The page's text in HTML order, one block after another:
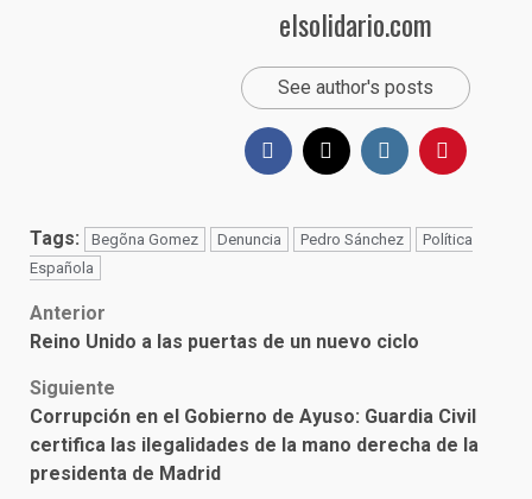
elsolidario.com
See author's posts
Tags: Begõna Gomez Denuncia Pedro Sánchez
Política
Española
Post
navigation
Anterior
Reino Unido a las puertas de un nuevo ciclo
Siguiente
Corrupción en el Gobierno de Ayuso: Guardia Civil
certifica las ilegalidades de la mano derecha de la
presidenta de Madrid